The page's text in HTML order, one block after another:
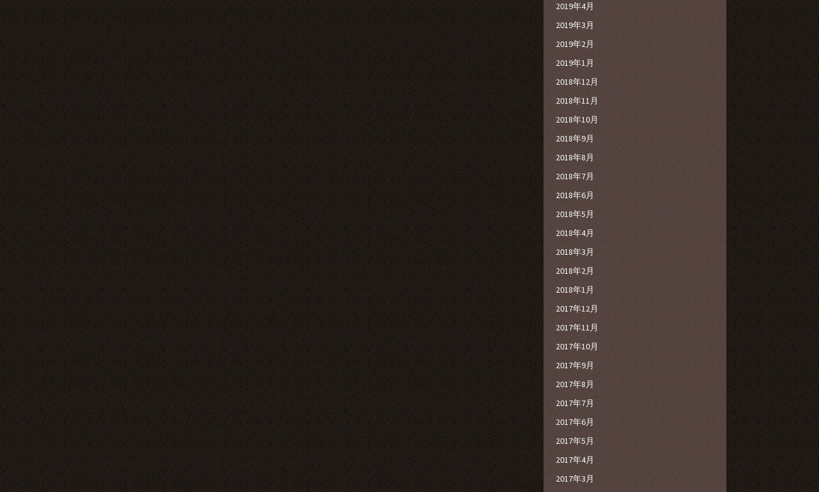
2019年4月
2019年3月
2019年2月
2019年1月
2018年12月
2018年11月
2018年10月
2018年9月
2018年8月
2018年7月
2018年6月
2018年5月
2018年4月
2018年3月
2018年2月
2018年1月
2017年12月
2017年11月
2017年10月
2017年9月
2017年8月
2017年7月
2017年6月
2017年5月
2017年4月
2017年3月